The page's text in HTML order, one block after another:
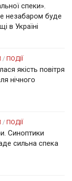
спеки».
незабаром буде
в Україні
/ ПОДІЇ
якість повітря
нічного
/ ПОДІЇ
Синоптики
сильна спека